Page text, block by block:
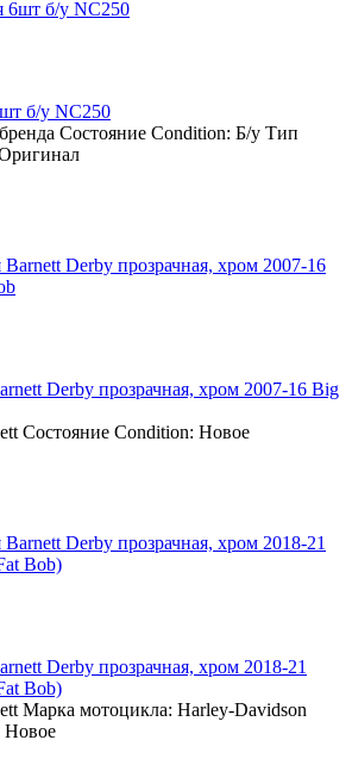
б/у NC250
Состояние Condition: Б/у Тип
Derby прозрачная, хром 2007-16 Big
Состояние Condition: Новое
Derby прозрачная, хром 2018-21
Bob)
Марка мотоцикла: Harley-Davidson
Новое